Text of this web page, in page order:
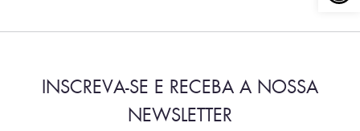
INSCREVA-SE E RECEBA A NOSSA
NEWSLETTER